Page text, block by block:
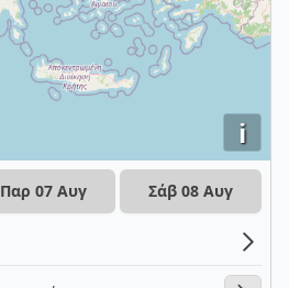
i
Παρ 07 Αυγ Σάβ 08 Αυγ